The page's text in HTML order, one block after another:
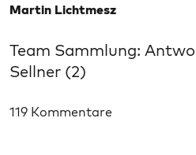
Martin Lichtmesz
Team Sammlung:
Sellner (2)
119 Kommentare